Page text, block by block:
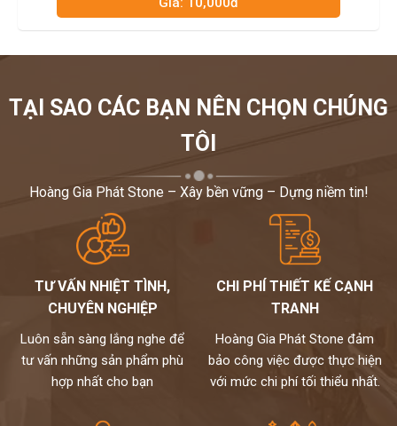
TẠI SAO CÁC BẠN NÊN CHỌN CHÚNG
TÔI
Hoàng Gia Phát Stone – Xây bền vững – Dựng niềm tin!
TƯ VẤN NHIỆT TÌNH,
CHUYÊN NGHIỆP
Luôn sẵn sàng lắng nghe để
tư vấn những sản phẩm phù
hợp nhất cho bạn
CHI PHÍ THIẾT KẾ CẠNH
TRANH
Hoàng Gia Phát Stone đảm
bảo công việc được thực hiện
với mức chi phí tối thiểu nhất.